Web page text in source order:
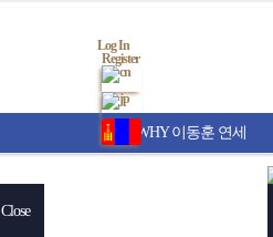
Log In
Register
WHY 이동훈 연세
Close